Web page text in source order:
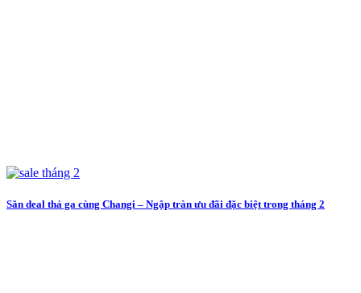
Săn deal thả ga cùng Changi – Ngập tràn ưu đãi đặc biệt trong tháng 2